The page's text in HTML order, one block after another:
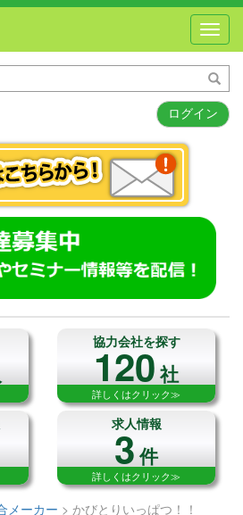
ログイン
協力会社を探す
120社
詳しくはクリック≫
求人情報
3件
詳しくはクリック≫
メーカー > かびとりいっぱつ！！